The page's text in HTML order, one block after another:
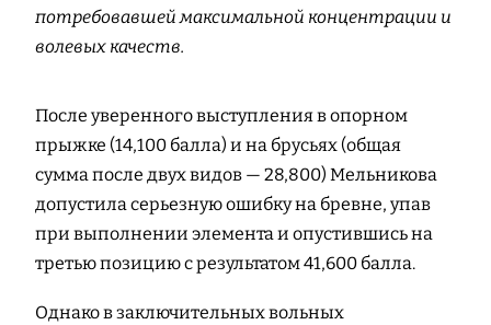
потребовавшей максимальной концентрации и
волевых качеств.
После уверенного выступления в опорном
прыжке (14,100 балла) и на брусьях (общая
сумма после двух видов — 28,800) Мельникова
допустила серьезную ошибку на бревне, упав
при выполнении элемента и опустившись на
третью позицию с результатом 41,600 балла.
Однако в заключительных вольных